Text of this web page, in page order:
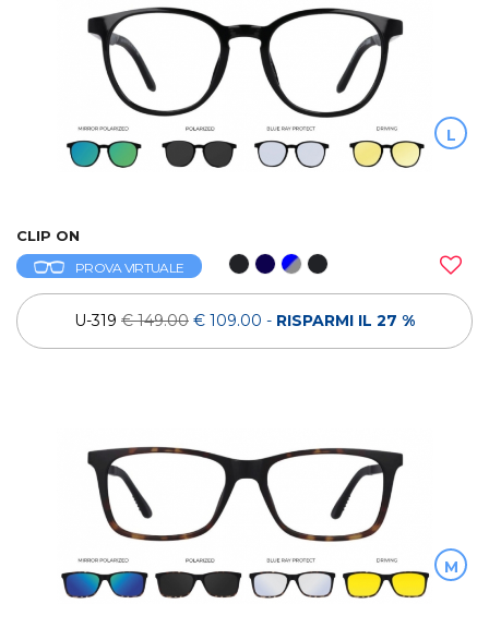
L
CLIP ON
PROVA VIRTUALE
U-319 € 149.00 € 109.00 - RISPARMI IL 27 %
M